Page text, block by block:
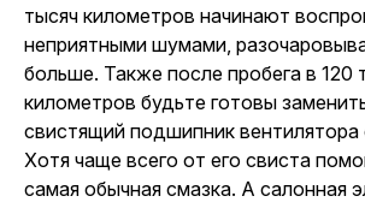
тысяч километров начинают
неприятными шумами,
больше. Также после пробега в 120
километров будьте готовы
свистящий подшипник вентилятора
Хотя чаще всего от его свиста
самая обычная смазка. А салонная